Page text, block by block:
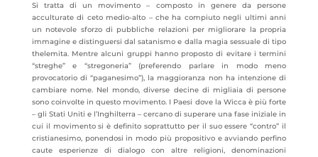
Si tratta di un movimento – composto in genere da persone
acculturate di ceto medio-alto – che ha compiuto negli ultimi anni
un notevole sforzo di pubbliche relazioni per migliorare la propria
immagine e distinguersi dal satanismo e dalla magia sessuale di tipo
thelemita. Mentre alcuni gruppi hanno proposto di evitare i termini
“streghe” e “stregoneria” (preferendo parlare in modo meno
provocatorio di “paganesimo”), la maggioranza non ha intenzione di
cambiare nome. Nel mondo, diverse decine di migliaia di persone
sono coinvolte in questo movimento. I Paesi dove la Wicca è più forte
– gli Stati Uniti e l’Inghilterra – cercano di superare una fase iniziale in
cui il movimento si è definito soprattutto per il suo essere “contro” il
cristianesimo, ponendosi in modo più propositivo e avviando perfino
caute esperienze di dialogo con altre religioni, denominazioni